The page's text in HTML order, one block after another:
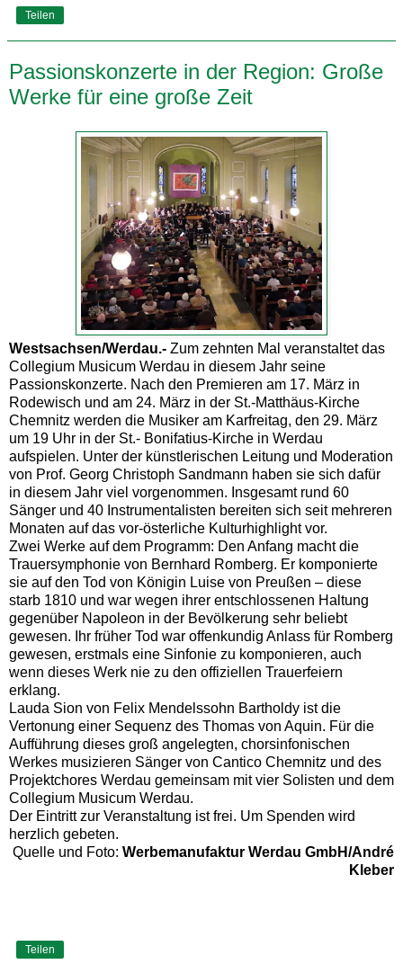
Teilen
Passionskonzerte in der Region: Große
Werke für eine große Zeit
Westsachsen/Werdau.- Zum zehnten Mal veranstaltet das
Collegium Musicum Werdau in diesem Jahr seine
Passionskonzerte. Nach den Premieren am 17. März in
Rodewisch und am 24. März in der St.-Matthäus-Kirche
Chemnitz werden die Musiker am Karfreitag, den 29. März
um 19 Uhr in der St.- Bonifatius-Kirche in Werdau
aufspielen. Unter der künstlerischen Leitung und Moderation
von Prof. Georg Christoph Sandmann haben sie sich dafür
in diesem Jahr viel vorgenommen. Insgesamt rund 60
Sänger und 40 Instrumentalisten bereiten sich seit mehreren
Monaten auf das vor-österliche Kulturhighlight vor.
Zwei Werke auf dem Programm: Den Anfang macht die
Trauersymphonie von Bernhard Romberg. Er komponierte
sie auf den Tod von Königin Luise von Preußen – diese
starb 1810 und war wegen ihrer entschlossenen Haltung
gegenüber Napoleon in der Bevölkerung sehr beliebt
gewesen. Ihr früher Tod war offenkundig Anlass für Romberg
gewesen, erstmals eine Sinfonie zu komponieren, auch
wenn dieses Werk nie zu den offiziellen Trauerfeiern
erklang.
Lauda Sion von Felix Mendelssohn Bartholdy ist die
Vertonung einer Sequenz des Thomas von Aquin. Für die
Aufführung dieses groß angelegten, chorsinfonischen
Werkes musizieren Sänger von Cantico Chemnitz und des
Projektchores Werdau gemeinsam mit vier Solisten und dem
Collegium Musicum Werdau.
Der Eintritt zur Veranstaltung ist frei. Um Spenden wird
herzlich gebeten.
Quelle und Foto: Werbemanufaktur Werdau GmbH/André
Kleber
Teilen